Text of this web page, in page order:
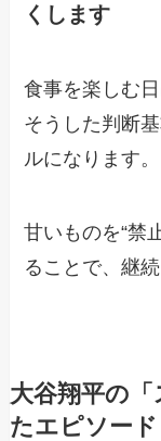
くします
食事を楽しむ
そうした判断
ルになります。
甘いものを“禁
ることで、継
大谷翔平の
たエピソード